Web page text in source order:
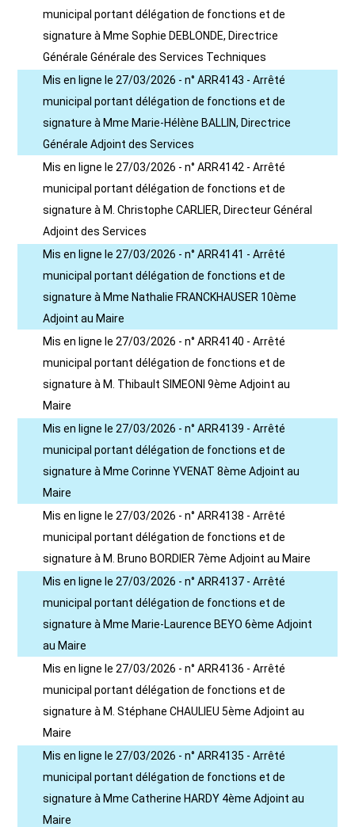
municipal portant délégation de fonctions et de
signature à Mme Sophie DEBLONDE, Directrice
Générale Générale des Services Techniques
Mis en ligne le 27/03/2026 - n° ARR4143 - Arrêté
municipal portant délégation de fonctions et de
signature à Mme Marie-Hélène BALLIN, Directrice
Générale Adjoint des Services
Mis en ligne le 27/03/2026 - n° ARR4142 - Arrêté
municipal portant délégation de fonctions et de
signature à M. Christophe CARLIER, Directeur Général
Adjoint des Services
Mis en ligne le 27/03/2026 - n° ARR4141 - Arrêté
municipal portant délégation de fonctions et de
signature à Mme Nathalie FRANCKHAUSER 10ème
Adjoint au Maire
Mis en ligne le 27/03/2026 - n° ARR4140 - Arrêté
municipal portant délégation de fonctions et de
signature à M. Thibault SIMEONI 9ème Adjoint au
Maire
Mis en ligne le 27/03/2026 - n° ARR4139 - Arrêté
municipal portant délégation de fonctions et de
signature à Mme Corinne YVENAT 8ème Adjoint au
Maire
Mis en ligne le 27/03/2026 - n° ARR4138 - Arrêté
municipal portant délégation de fonctions et de
signature à M. Bruno BORDIER 7ème Adjoint au Maire
Mis en ligne le 27/03/2026 - n° ARR4137 - Arrêté
municipal portant délégation de fonctions et de
signature à Mme Marie-Laurence BEYO 6ème Adjoint
au Maire
Mis en ligne le 27/03/2026 - n° ARR4136 - Arrêté
municipal portant délégation de fonctions et de
signature à M. Stéphane CHAULIEU 5ème Adjoint au
Maire
Mis en ligne le 27/03/2026 - n° ARR4135 - Arrêté
municipal portant délégation de fonctions et de
signature à Mme Catherine HARDY 4ème Adjoint au
Maire